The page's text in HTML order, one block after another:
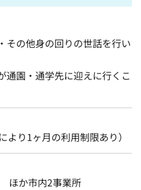
その他身の回りの世話を行い
園・通学先に迎えに行くこ
り1ヶ月の利用制限あり）
ほか市内2事業所